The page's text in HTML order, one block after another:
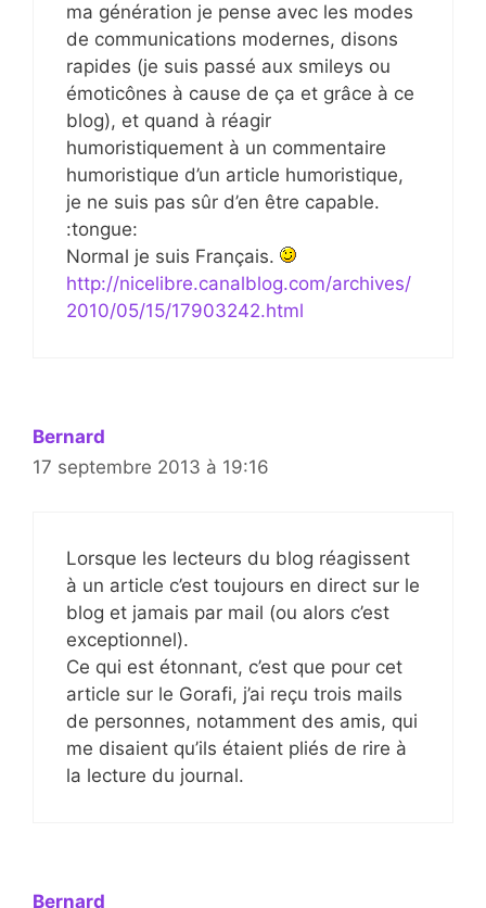
ma génération je pense avec les modes
de communications modernes, disons
rapides (je suis passé aux smileys ou
émoticônes à cause de ça et grâce à ce
blog), et quand à réagir
humoristiquement à un commentaire
humoristique d’un article humoristique,
je ne suis pas sûr d’en être capable.
:tongue:
Normal je suis Français.
http://nicelibre.canalblog.com/archives/
2010/05/15/17903242.html
Bernard
17 septembre 2013 à 19:16
Lorsque les lecteurs du blog réagissent
à un article c’est toujours en direct sur le
blog et jamais par mail (ou alors c’est
exceptionnel).
Ce qui est étonnant, c’est que pour cet
article sur le Gorafi, j’ai reçu trois mails
de personnes, notamment des amis, qui
me disaient qu’ils étaient pliés de rire à
la lecture du journal.
Bernard